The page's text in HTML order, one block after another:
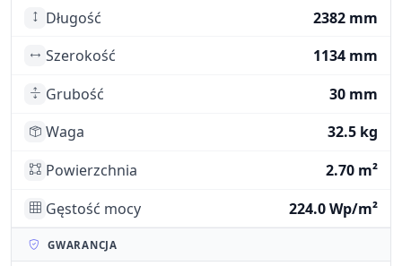
Długość
2382 mm
Szerokość
1134 mm
Grubość
30 mm
Waga
32.5 kg
Powierzchnia
2.70 m²
Gęstość mocy
224.0 Wp/m²
GWARANCJA